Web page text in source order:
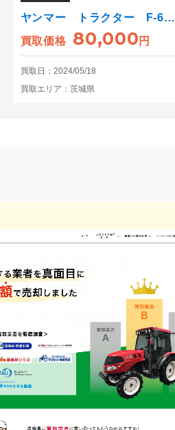
ヤンマー トラクター F-6…
買取価格
80,000 円
買取日：2024/05/18
買取エリア：茨城県